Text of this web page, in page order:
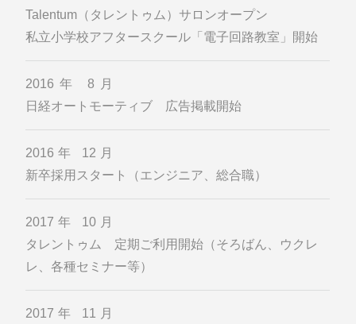
Talentum（タレントゥム）サロンオープン
私立小学校アフタースクール「電子回路教室」開始
2016年 8月
日経オートモーティブ 広告掲載開始
2016年 12月
新卒採用スタート（エンジニア、総合職）
2017年 10月
タレントゥム 定期ご利用開始（そろばん、ウクレ
レ、各種セミナー等）
2017年 11月